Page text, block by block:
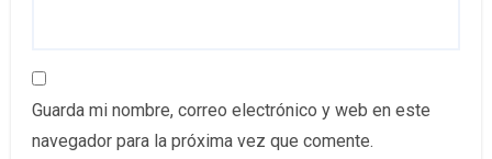
Guarda mi nombre, correo electrónico y web en este
navegador para la próxima vez que comente.